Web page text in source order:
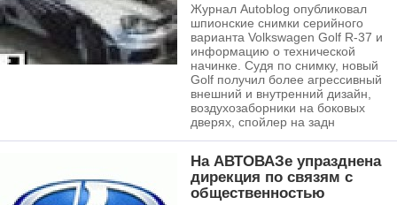
Журнал Autоblog опубликовал
шпионские снимки серийного
варианта Volkswagen Golf R-37 и
информацию о технической
начинке. Судя по снимку, новый
Golf получил более агрессивный
внешний и внутренний дизайн,
воздухозаборники на боковых
дверях, спойлер на задн
На АВТОВАЗе упразднена
дирекция по связям с
общественностью